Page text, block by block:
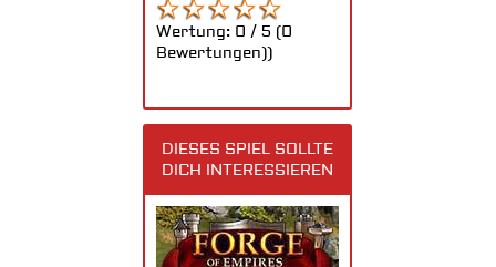
Wertung: 0 / 5 (0
Bewertungen))
DIESES SPIEL SOLLTE
DICH INTERESSIEREN